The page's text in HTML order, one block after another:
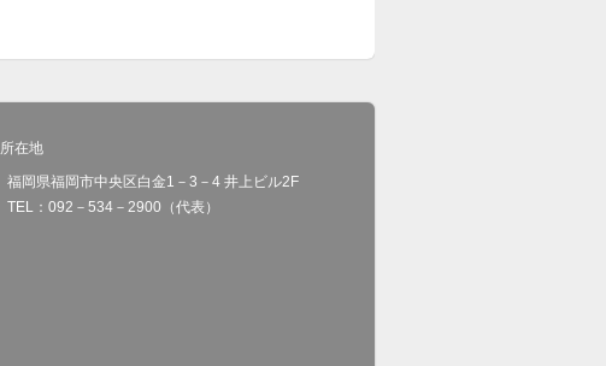
所在地
福岡県福岡市中央区白金1－3－4 井上ビル2F
TEL：092－534－2900（代表）